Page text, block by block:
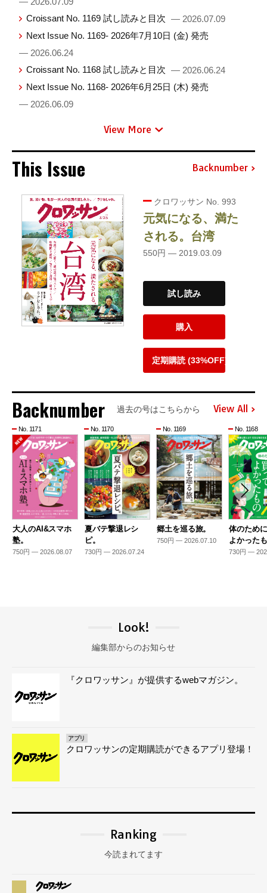
Croissant No. 1169 試し読みと目次 — 2026.07.09
Next Issue No. 1169- 2026年7月10日 (金) 発売
— 2026.06.24
Croissant No. 1168 試し読みと目次 — 2026.06.24
Next Issue No. 1168- 2026年6月25日 (木) 発売
— 2026.06.09
View More
This Issue Backnumber
クロワッサン No. 993
元気になる、満た
される。台湾
550円 — 2019.03.09
試し読み
購入
定期購読 (33%OFF)
Backnumber 過去の号はこちらから View All
No. 1171
大人のAI&スマホ
塾。
750円 — 2026.08.07
No. 1170
夏バテ撃退レシ
ピ。
730円 — 2026.07.24
No. 1169
郷土を巡る旅。
750円 — 2026.07.10
No. 1168
体のため
よかった
730円 —
Look!
編集部からのお知らせ
『クロワッサン』が提供するwebマガジン。
アプリ
クロワッサンの定期購読ができるアプリ登場！
Ranking
今読まれてます